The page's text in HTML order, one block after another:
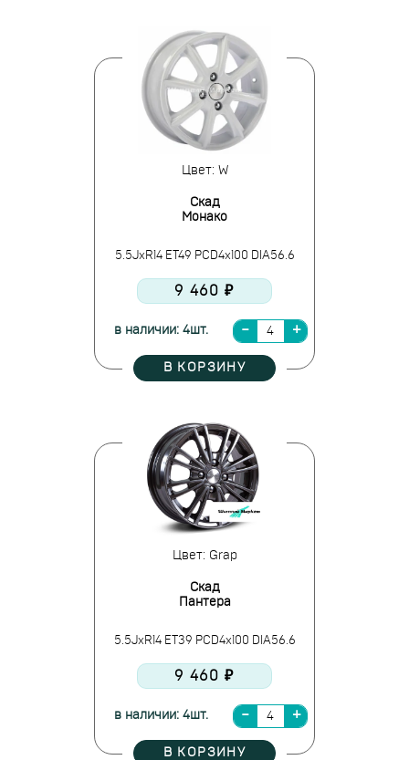
Цвет: W
Скад
Монако
5.5JxR14 ET49 PCD4x100 DIA56.6
9 460 ₽
в наличии: 4шт.
В КОРЗИНУ
Цвет: Grap
Скад
Пантера
5.5JxR14 ET39 PCD4x100 DIA56.6
9 460 ₽
в наличии: 4шт.
В КОРЗИНУ